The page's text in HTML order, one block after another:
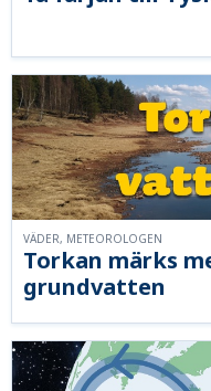
Torkan märks
grundvatten
VÄDER, METEOROLOGEN